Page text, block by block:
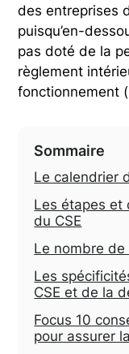
des entreprises
puisqu’en-
pas doté de la
règlement
fonctionnement
Sommaire
Le calendrier
Les étapes et
du CSE
Le nombre
Les
CSE et de la
Focus 10
pour assurer